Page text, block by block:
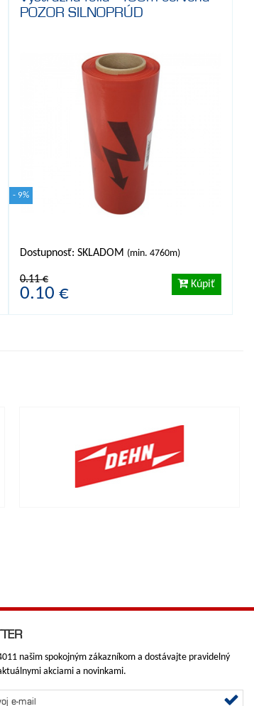
POZOR SILNOPRÚD
- 9%
Dostupnosť: SKLADOM (min. 4760m)
0.11 €
0.10 € Kúpiť
našim spokojným zákazníkom a dostávajte pravidelný
akciami a novinkami.